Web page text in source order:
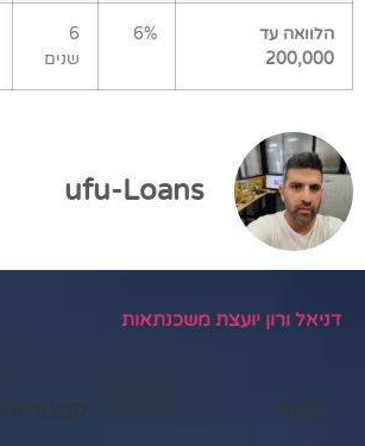
הלוואה עד
200,000
6%
6
שנים
ufu-Loans
דניאל ורון יועצת משכנתאות
תגיות קטגוריות